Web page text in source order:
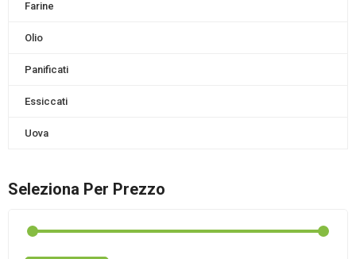
Farine
Olio
Panificati
Essiccati
Uova
Seleziona Per Prezzo